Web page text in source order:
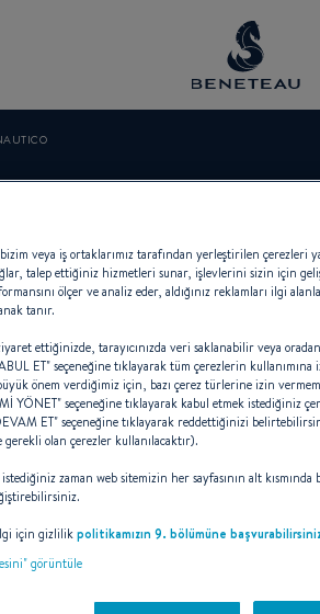
Satıcı Out-board için
veya iş ortaklarımız tarafından yerleştirilen çerezleri
talep ettiğiniz hizmetleri sunar, işlevlerini sizin için
ölçer ve analiz eder, aldığınız reklamları ilgi
tanır.
ettiğinizde, tarayıcınızda veri saklanabilir veya
ET" seçeneğine tıklayarak tüm çerezlerin
önem verdiğimiz için, bazı çerez türlerine izin
YÖNET" seçeneğine tıklayarak kabul etmek istediğiniz
ET" seçeneğine tıklayarak reddettiğinizi
olan çerezler kullanılacaktır).
zaman web sitemizin her sayfasının alt
için gizlilikpolitikamızın 9. bölümüne
görüntüle